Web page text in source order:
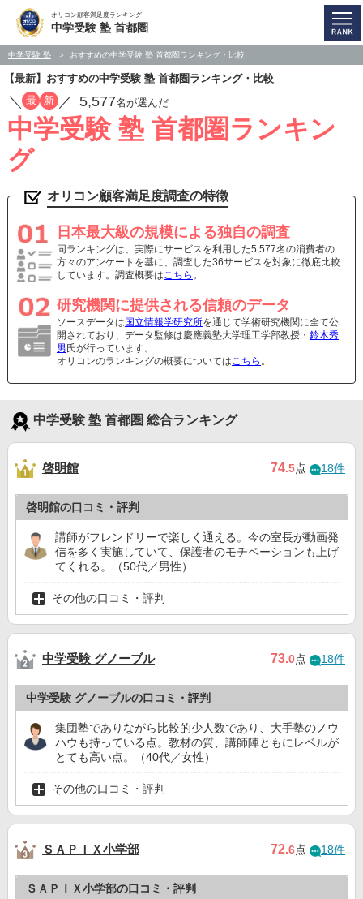
オリコン顧客満足度ランキング
中学受験 塾 首都圏
中学受験 塾 おすすめの中学受験 塾 首都圏ランキング・比較
【最新】おすすめの中学受験 塾 首都圏ランキング・比較
／ 最 新 ／ 5,577名が選んだ
中学受験 塾 首都圏ランキン
グ
オリコン顧客満足度調査の特徴
日本最大級の規模による独自の調査
同ランキングは、実際にサービスを利用した5,577名の消費者の
方々のアンケートを基に、調査した36サービスを対象に徹底比較
しています。調査概要はこちら 。
研究機関に提供される信頼のデータ
ソースデータは 国立情報学研究所を通じて学術研究機関に全て公
開されており、データ監修は慶應義塾大学理工学部教授・ 鈴木秀
男 氏が行っています。
オリコンのランキングの概要についてはこちら 。
中学受験 塾 首都圏 総合ランキング
啓明館 74.5点 18件
啓明館の口コミ・評判
講師がフレンドリーで楽しく通える。今の室長が動画発
信を多く実施していて、保護者のモチベーションも上げ
てくれる。（50代／男性）
その他の口コミ・評判
中学受験 グノーブル 73.0点 18件
中学受験 グノーブルの口コミ・評判
集団塾でありながら比較的少人数であり、大手塾のノウ
ハウも持っている点。教材の質、講師陣ともにレベルが
とても高い点。（40代／女性）
その他の口コミ・評判
ＳＡＰＩＸ小学部 72.6点 18件
ＳＡＰＩＸ小学部の口コミ・評判